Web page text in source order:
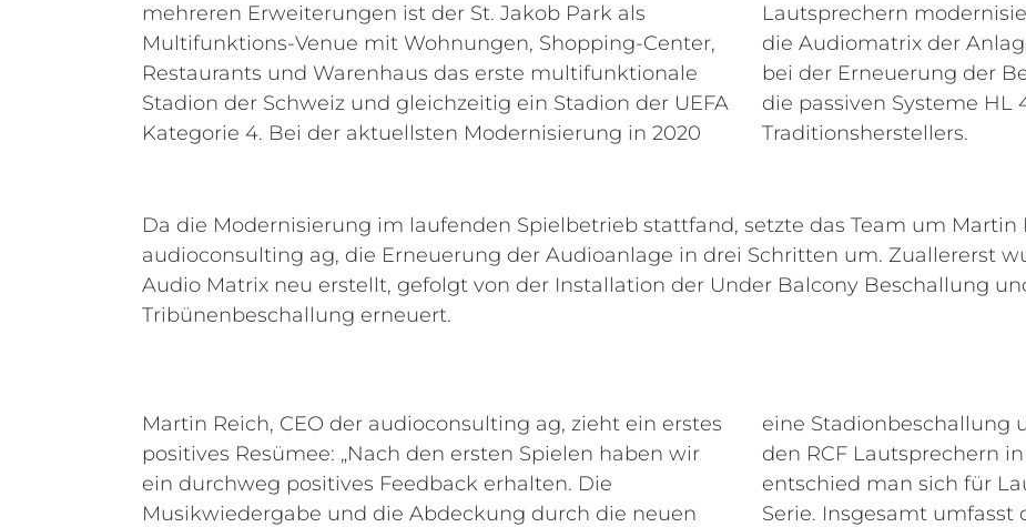
mehreren Erweiterungen ist der St. Jakob Park als
Multifunktions-Venue mit Wohnungen, Shopping-Center,
Restaurants und Warenhaus das erste multifunktionale
Stadion der Schweiz und gleichzeitig ein Stadion der UEFA
Kategorie 4. Bei der aktuellsten Modernisierung in 2020
Lautsprechern modernisiert und auch die Verstärker und
die Audiomatrix der Anlage ersetzt. Die Betreiber setzten
bei der Erneuerung der Beschallungsanlage dabei u.a. auf
die passiven Systeme HL 40 des italienischen
Traditionsherstellers.
Da die Modernisierung im laufenden Spielbetrieb stattfand, setzte das Team um
audioconsulting ag, die Erneuerung der Audioanlage in drei Schritten um. Zuallererst
Audio Matrix neu erstellt, gefolgt von der Installation der Under Balcony Beschallung
Tribünenbeschallung erneuert.
Martin Reich, CEO der audioconsulting ag, zieht ein erstes
positives Resümee: „Nach den ersten Spielen haben wir
ein durchweg positives Feedback erhalten. Die
Musikwiedergabe und die Abdeckung durch die neuen
eine Stadionbeschallung
den RCF Lautsprechern
entschied man sich für
Serie. Insgesamt umfasst